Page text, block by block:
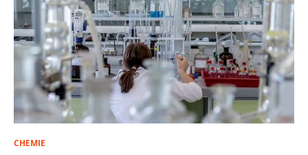
CHEMIE